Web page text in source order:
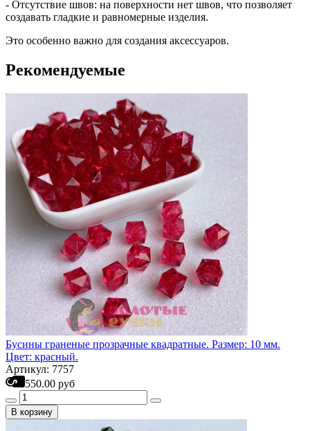
- Отсутствие швов: на поверхности нет швов, что позволяет
создавать гладкие и равномерные изделия.
Это особенно важно для создания аксессуаров.
Рекомендуемые
Бусины граненые прозрачные квадратные. Размер: 10 мм.
Цвет: красный.
Артикул: 7757
550.00 руб
В корзину